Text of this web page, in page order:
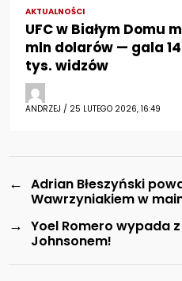
AKTUALNOŚCI
UFC w Białym Domu
mln dolarów — gala
tys. widzów
ANDRZEJ / 25 LUTEGO 2026, 16:49
← Adrian Błeszyński
Wawrzyniakiem w
→ Yoel Romero wypada
Johnsonem!